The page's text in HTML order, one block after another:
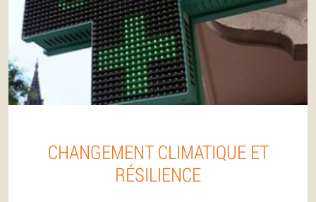
CHANGEMENT CLIMATIQUE ET
RÉSILIENCE